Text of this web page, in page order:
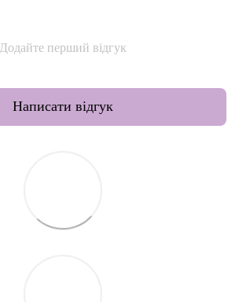
Додайте перший відгук
Написати відгук